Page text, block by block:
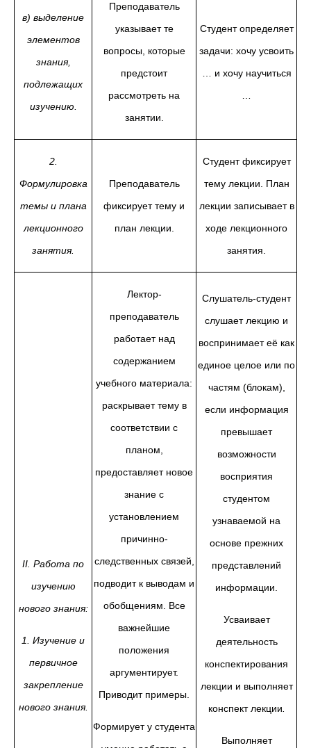
в) выделение
элементов
знания,
подлежащих
изучению.
Преподаватель
указывает те
вопросы, которые
предстоит
рассмотреть на
занятии.
Студент определяет
задачи: хочу усвоить
… и хочу научиться
2.
Формулировка
темы и плана
лекционного
занятия.
Преподаватель
фиксирует тему и
план лекции.
Студент фиксирует
тему лекции. План
лекции записывает в
ходе лекционного
занятия.
II . Работа по
изучению
нового знания:
1. Изучение и
первичное
закрепление
нового знания.
Лектор-
преподаватель
работает над
содержанием
учебного материала:
раскрывает тему в
соответствии с
планом,
предоставляет новое
знание с
установлением
причинно-
следственных связей,
подводит к выводам и
обобщениям. Все
важнейшие
положения
аргументирует.
Приводит примеры.
Формирует у студента
Слушатель-студент
слушает лекцию и
воспринимает её как
единое целое или по
частям (блокам),
если информация
превышает
возможности
восприятия
студентом
узнаваемой на
основе прежних
представлений
информации.
Усваивает
деятельность
конспектирования
лекции и выполняет
конспект лекции
Выполняет